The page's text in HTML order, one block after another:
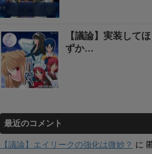
【議論】実装して
ずか…
最近のコメント
【議論】エイリークの強化は微妙？ に